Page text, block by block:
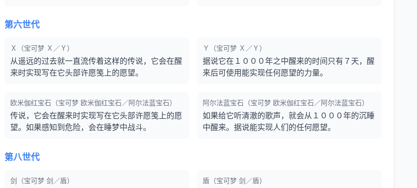
第六世代
Ｘ（宝可梦 Ｘ／Ｙ）
从遥远的过去就一直流传着这样的传说，它会在醒
来时实现写在它头部许愿笺上的愿望。
Ｙ（宝可梦 Ｘ／Ｙ）
据说它在１０００年之中醒来的时间只有７天，醒
来后可使用能实现任何愿望的力量。
欧米伽红宝石（宝可梦 欧米伽红宝石／阿尔法蓝宝石）
传说，它会在醒来时实现写在它头部许愿笺上的愿
望。如果感知到危险，会在睡梦中战斗。
阿尔法蓝宝石（宝可梦 欧米伽红宝石／阿尔法蓝宝石）
如果给它听清澈的歌声，就会从１０００年的沉睡
中醒来。据说能实现人们的任何愿望。
第八世代
剑（宝可梦 剑／盾） 盾（宝可梦 剑／盾）